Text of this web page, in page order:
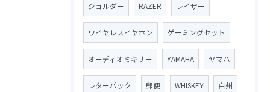
ショルダー RAZER レイザー
ワイヤレスイヤホン ゲーミングセット
オーディオミキサー YAMAHA ヤマハ
レターパック 郵便 WHISKEY 白州